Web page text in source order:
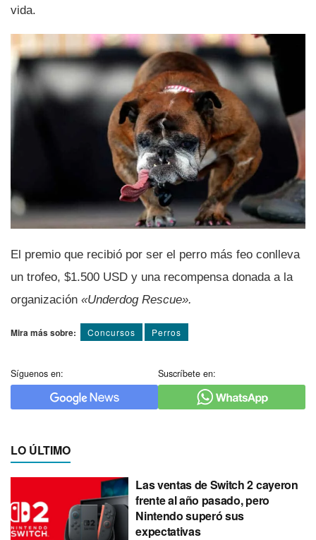
vida.
El premio que recibió por ser el perro más feo conlleva
un trofeo, $1.500 USD y una recompensa donada a la
organización «Underdog Rescue».
Mira más sobre: Concursos Perros
Síguenos en: Suscríbete en:
LO ÚLTIMO
Las ventas de Switch 2 cayeron
frente al año pasado, pero
Nintendo superó sus
expectativas